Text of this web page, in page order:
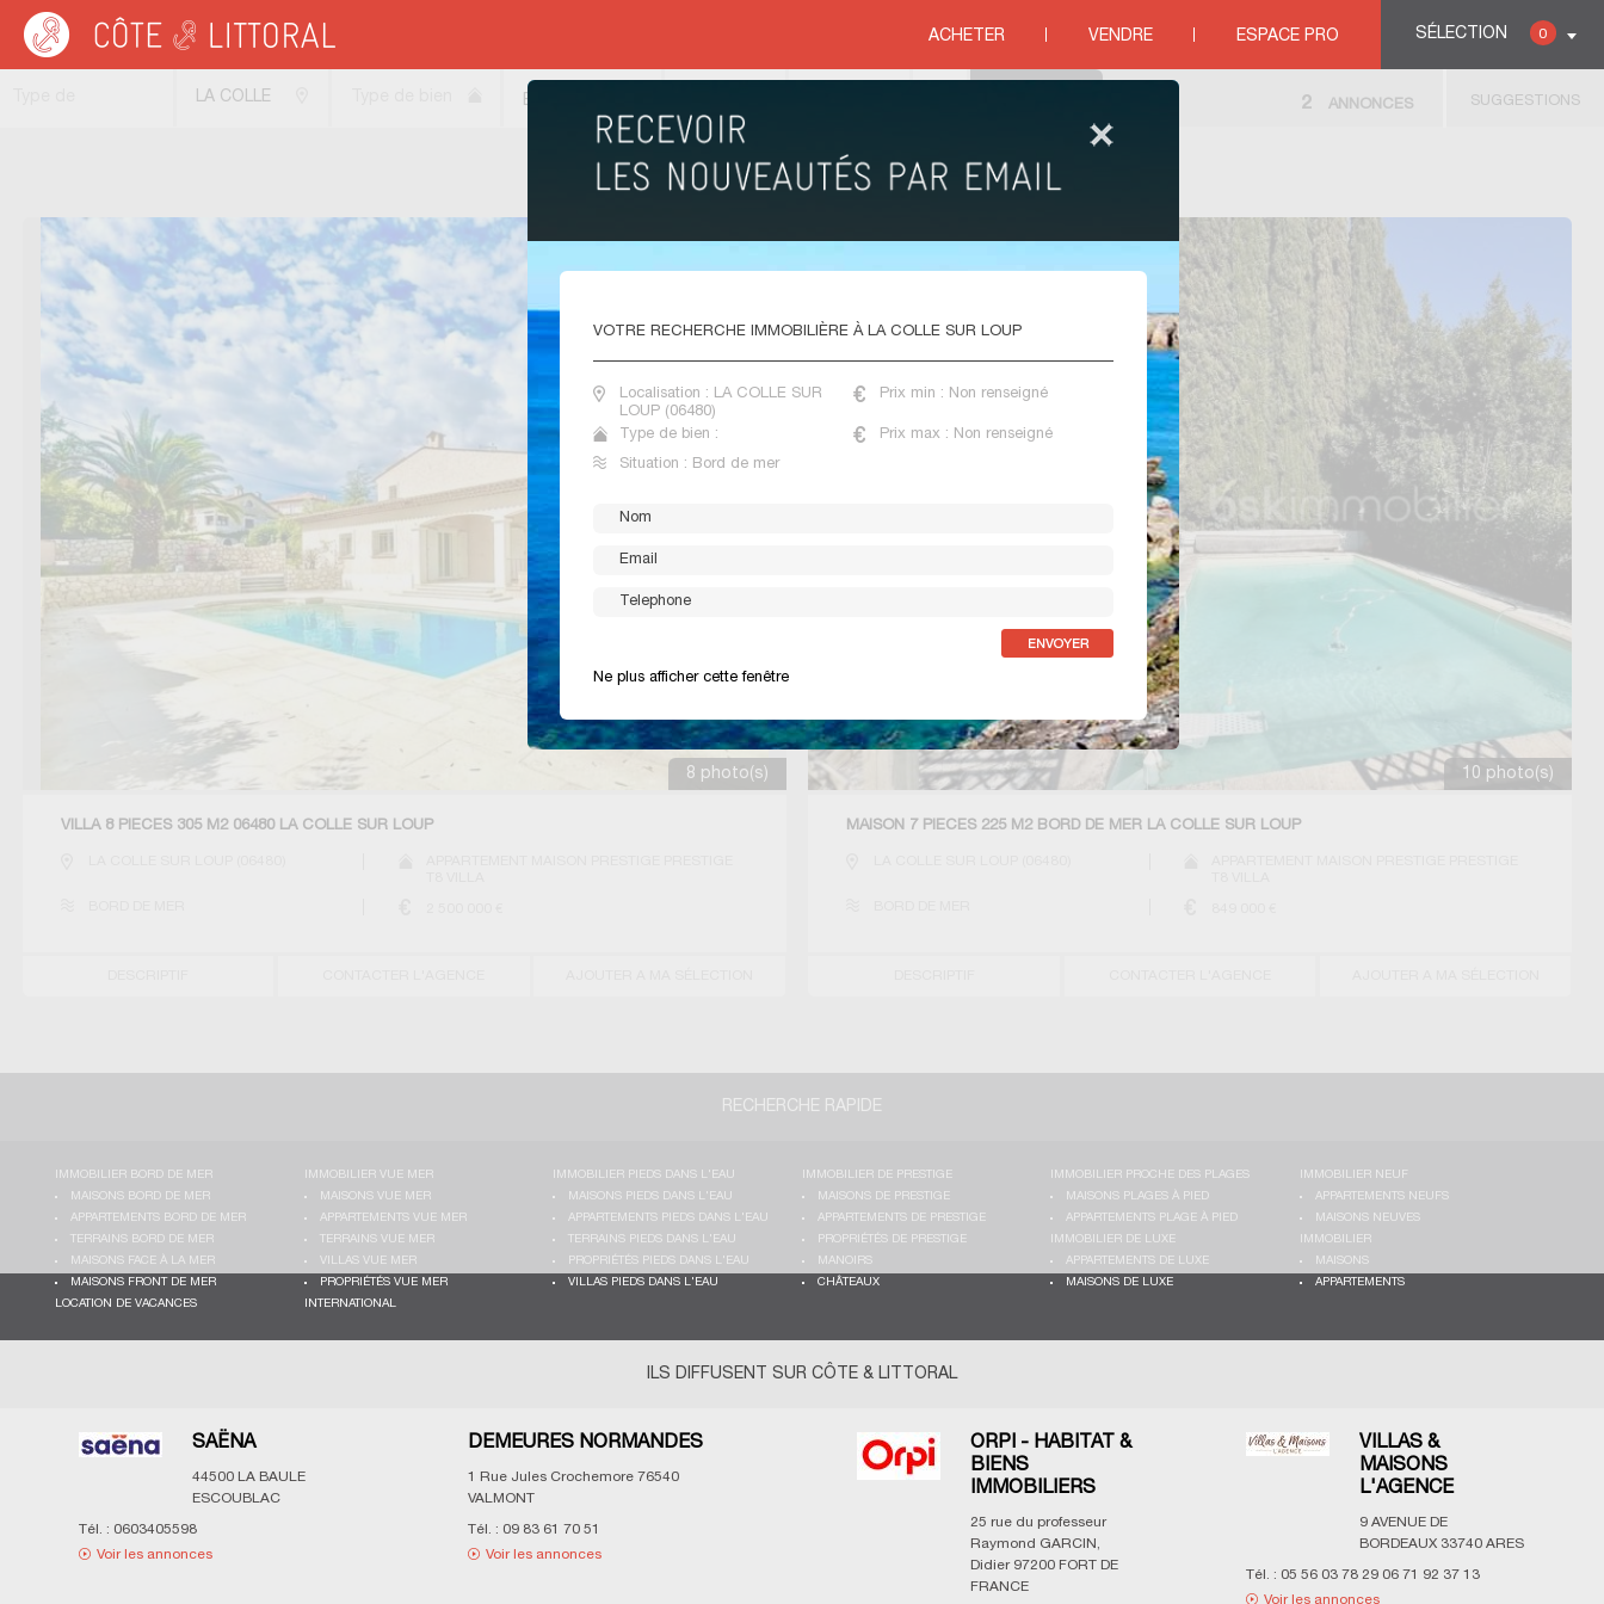
SÉLECTION 0
ACHETER VENDRE ESPACE PRO
Côte & Littoral > Immobilier bord de mer>MEDITERRANEE
IMMOBILIER BORD DE MER LA COLLE SUR LOUP
8 photo(s)
VILLA 8 PIÈCES 305 M2 06480 LA COLLE SUR LOUP
10 photo(s)
MAISON 7 PIECES 225 M2 BORD DE MER LA COLLE SUR LOUP
LA COLLE
Bord de mer SUGGESTIONS
2 ANNONCES
VOTRE RECHERCHE IMMOBILIÈRE À LA COLLE SUR LOUP
Localisation : LA COLLE SUR
LOUP (06480)
Prix min : Non renseigné
Type de bien : Prix max : Non renseigné
Situation : Bord de mer
Ne plus afficher cette fenêtre
RECHERCHE RAPIDE
IMMOBILIER BORD DE MER
MAISONS BORD DE MER
APPARTEMENTS BORD DE MER
TERRAINS BORD DE MER
MAISONS FACE À LA MER
MAISONS FRONT DE MER
IMMOBILIER VUE MER
MAISONS VUE MER
APPARTEMENTS VUE MER
TERRAINS VUE MER
VILLAS VUE MER
PROPRIÉTÉS VUE MER
IMMOBILIER PIEDS DANS L'EAU
MAISONS PIEDS DANS L'EAU
APPARTEMENTS PIEDS DANS L'EAU
TERRAINS PIEDS DANS L'EAU
PROPRIÉTÉS PIEDS DANS L'EAU
VILLAS PIEDS DANS L'EAU
IMMOBILIER DE PRESTIGE
MAISONS DE PRESTIGE
APPARTEMENTS DE PRESTIGE
PROPRIÉTÉS DE PRESTIGE
MANOIRS
CHÂTEAUX
IMMOBILIER PROCHE DES PLAGES
MAISONS PLAGES À PIED
APPARTEMENTS PLAGE À PIED
IMMOBILIER NEUF
APPARTEMENTS NEUFS
MAISONS NEUVES
IMMOBILIER DE LUXE
APPARTEMENTS DE LUXE
MAISONS DE LUXE
IMMOBILIER
MAISONS
APPARTEMENTS
LOCATION DE VACANCES
INTERNATIONAL
ILS DIFFUSENT SUR CÔTE & LITTORAL
SAËNA
44500
LA BAULE
ESCOUBLAC
Tél. : 0603405598
Voir les annonces
DEMEURES NORMANDES
1 Rue Jules Crochemore 76540
VALMONT
Tél. : 09 83 61 70 51
Voir les annonces
ORPI - HABITAT &
BIENS
IMMOBILIERS
25 rue du professeur
Raymond GARCIN,
Didier 97200 FORT DE
FRANCE
VILLAS &
MAISONS
L'AGENCE
9 AVENUE DE
BORDEAUX 33740 ARES
Tél. : 05 56 03 78 29 06 71 92 37 13
Voir les annonces